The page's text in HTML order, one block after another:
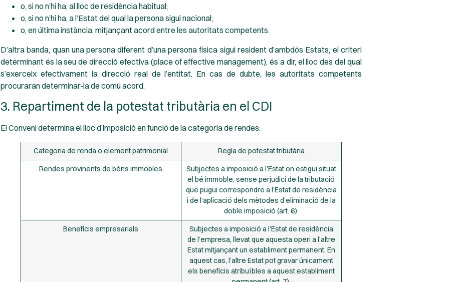
o, si no n’hi ha, al lloc de residència habitual;
o, si no n’hi ha, a l’Estat del qual la persona sigui nacional;
o, en última instància, mitjançant acord entre les autoritats competents.
D’altra banda, quan una persona diferent d’una persona física sigui resident d’ambdós Estats, el criteri
determinant és la seu de direcció efectiva (place of effective management), és a dir, el lloc des del qual
s’exerceix efectivament la direcció real de l’entitat. En cas de dubte, les autoritats competents
procuraran determinar-la de comú acord.
3. Repartiment de la potestat tributària en el CDI
El Conveni determina el lloc d’imposició en funció de la categoria de rendes:
Categoria de renda o element patrimonial
Regla de potestat tributària
Rendes provinents de béns immobles
Subjectes a imposició a l’Estat on estigui situat
el bé immoble, sense perjudici de la tributació
que pugui correspondre a l’Estat de residència
i de l’aplicació dels mètodes d’eliminació de la
doble imposició (art. 6).
Beneficis empresarials
Subjectes a imposició a l’Estat de residència
de l’empresa, llevat que aquesta operi a l’altre
Estat mitjançant un establiment permanent. En
aquest cas, l’altre Estat pot gravar únicament
els beneficis atribuïbles a aquest establiment